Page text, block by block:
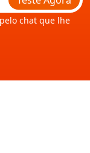
chat que lhe